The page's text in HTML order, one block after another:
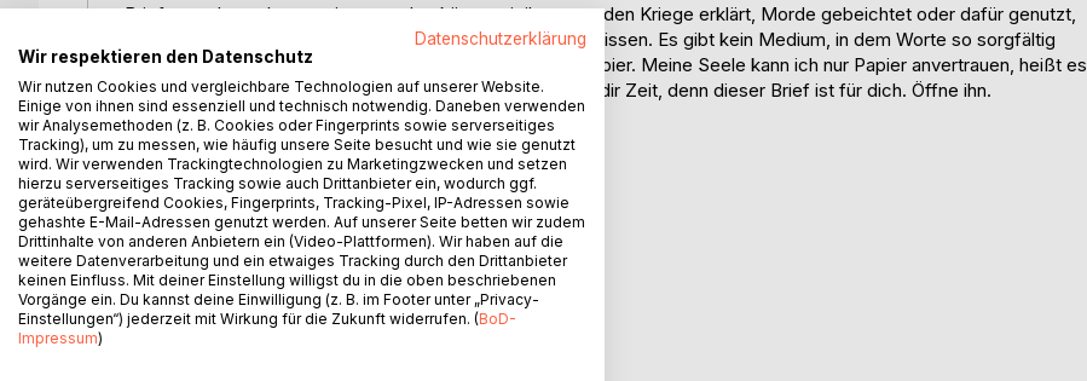
Briefe wurden schon zerrissen und geküsst, mit ihnen wurden Kriege erklärt, Morde gebeichtet oder dafür genutzt,
den geliebten Menschen in Übersee etwas lauter zu vermissen. Es gibt kein Medium, in dem Worte so sorgfältig
ausgewählt werden wie handschriftlich auf einem Blatt Papier. Meine Seele kann ich nur Papier anvertrauen, heißt es
in einer der fünfzehn Geschichten in diesem Buch. Nimm dir Zeit, denn dieser Brief ist für dich. Öffne ihn.
Folgende Autoren sind in diesem Buch versammelt:
Nicole Neubauer
June Is
Wolfgang Lamar
Esther Wagner
Julia von Rein-Hrubesch
Wiebke Tillenburg
Kia Kahawa
Datenschutzerklärung
Wir respektieren den Datenschutz
Wir nutzen Cookies und vergleichbare Technologien auf unserer Website.
Einige von ihnen sind essenziell und technisch notwendig. Daneben verwenden
wir Analysemethoden (z. B. Cookies oder Fingerprints sowie serverseitiges
Tracking), um zu messen, wie häufig unsere Seite besucht und wie sie genutzt
wird. Wir verwenden Trackingtechnologien zu Marketingzwecken und setzen
hierzu serverseitiges Tracking sowie auch Drittanbieter ein, wodurch ggf.
geräteübergreifend Cookies, Fingerprints, Tracking-Pixel, IP-Adressen sowie
gehashte E-Mail-Adressen genutzt werden. Auf unserer Seite betten wir zudem
Drittinhalte von anderen Anbietern ein (Video-Plattformen). Wir haben auf die
weitere Datenverarbeitung und ein etwaiges Tracking durch den Drittanbieter
keinen Einfluss. Mit deiner Einstellung willigst du in die oben beschriebenen
Vorgänge ein. Du kannst deine Einwilligung (z. B. im Footer unter „Privacy-
Einstellungen“) jederzeit mit Wirkung für die Zukunft widerrufen. (BoD-
Impressum)